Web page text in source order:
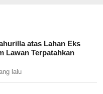
atas Lahan Eks
Lawan Terpatahkan
lalu